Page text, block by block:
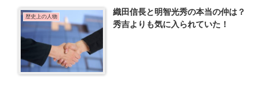
歴史上の人物
織田信長と明智光秀の本当の仲は？
秀吉よりも気に入られていた！